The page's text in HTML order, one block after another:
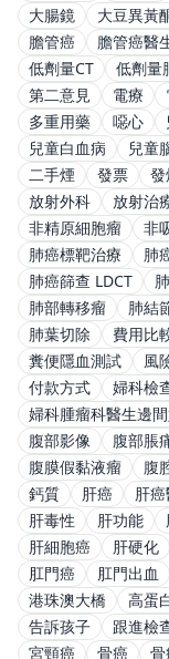
大腸鏡
大豆異黃
膽管癌
膽管癌醫
低劑量CT
低劑量
第二意見
電療
多重用藥
噁心
兒童白血病
兒童
二手煙
發票
放射外科
放射治
非精原細胞瘤
非
肺癌標靶治療
肺
肺癌篩查 LDCT
肺部轉移瘤
肺結
肺葉切除
費用比
糞便隱血測試
風
付款方式
婦科檢
婦科腫瘤科醫生邊
腹部影像
腹部脹
腹膜假黏液瘤
腹
鈣質
肝癌 肝
肝毒性
肝功能
肝細胞癌
肝硬化
肛門癌
肛門出血
港珠澳大橋
高蛋
告訴孩子
跟進檢
宮頸癌
骨癌 骨